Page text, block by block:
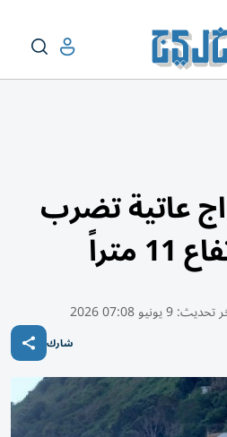
عاتية تضرب
تحديث:9 يونيو 07:08 2026
شارك